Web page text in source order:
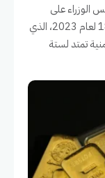
الوزراء على
تمديد العمل بقرار رئيس مجلس الوزراء رقم 1801 لعام 2023، الذي
تمتد لستة